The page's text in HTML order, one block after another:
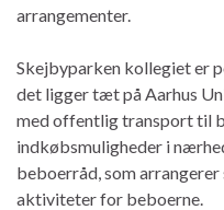
arrangementer.
Skejbyparken kollegiet er
det ligger tæt på Aarhus
med offentlig transport til
indkøbsmuligheder i
beboerråd, som
aktiviteter for beboerne.